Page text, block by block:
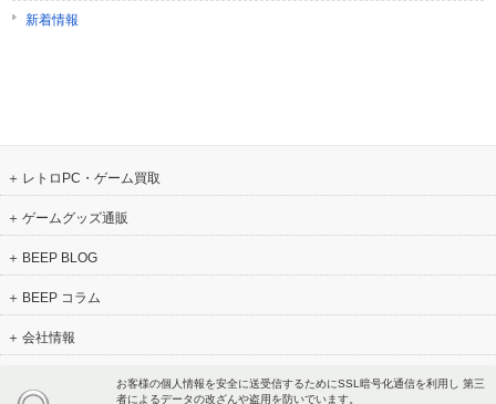
新着情報
レトロPC・ゲーム買取
ゲームグッズ通販
BEEP BLOG
BEEP コラム
会社情報
お客様の個人情報を安全に送受信するためにSSL暗号化通信を利用し 第三
者によるデータの改ざんや盗用を防いでいます。